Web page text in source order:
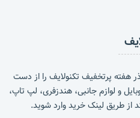
30 آبان تا 7 آذر هفته پرتخفیف تکنولایف را از دست
و لوازم جانبی، هندزفری، لپ تاپ،
طریق لینک خرید وارد شوید.